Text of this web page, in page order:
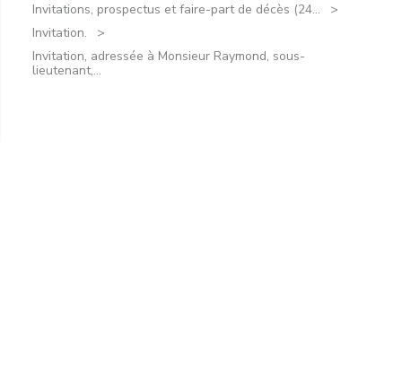
Invitations, prospectus et faire-part de décès (24...
Invitation.
Invitation, adressée à Monsieur Raymond, sous-
lieutenant,...